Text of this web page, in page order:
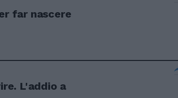
far nascere
L'addio a